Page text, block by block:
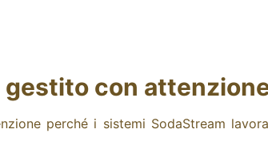
con
perché i sistemi SodaStream